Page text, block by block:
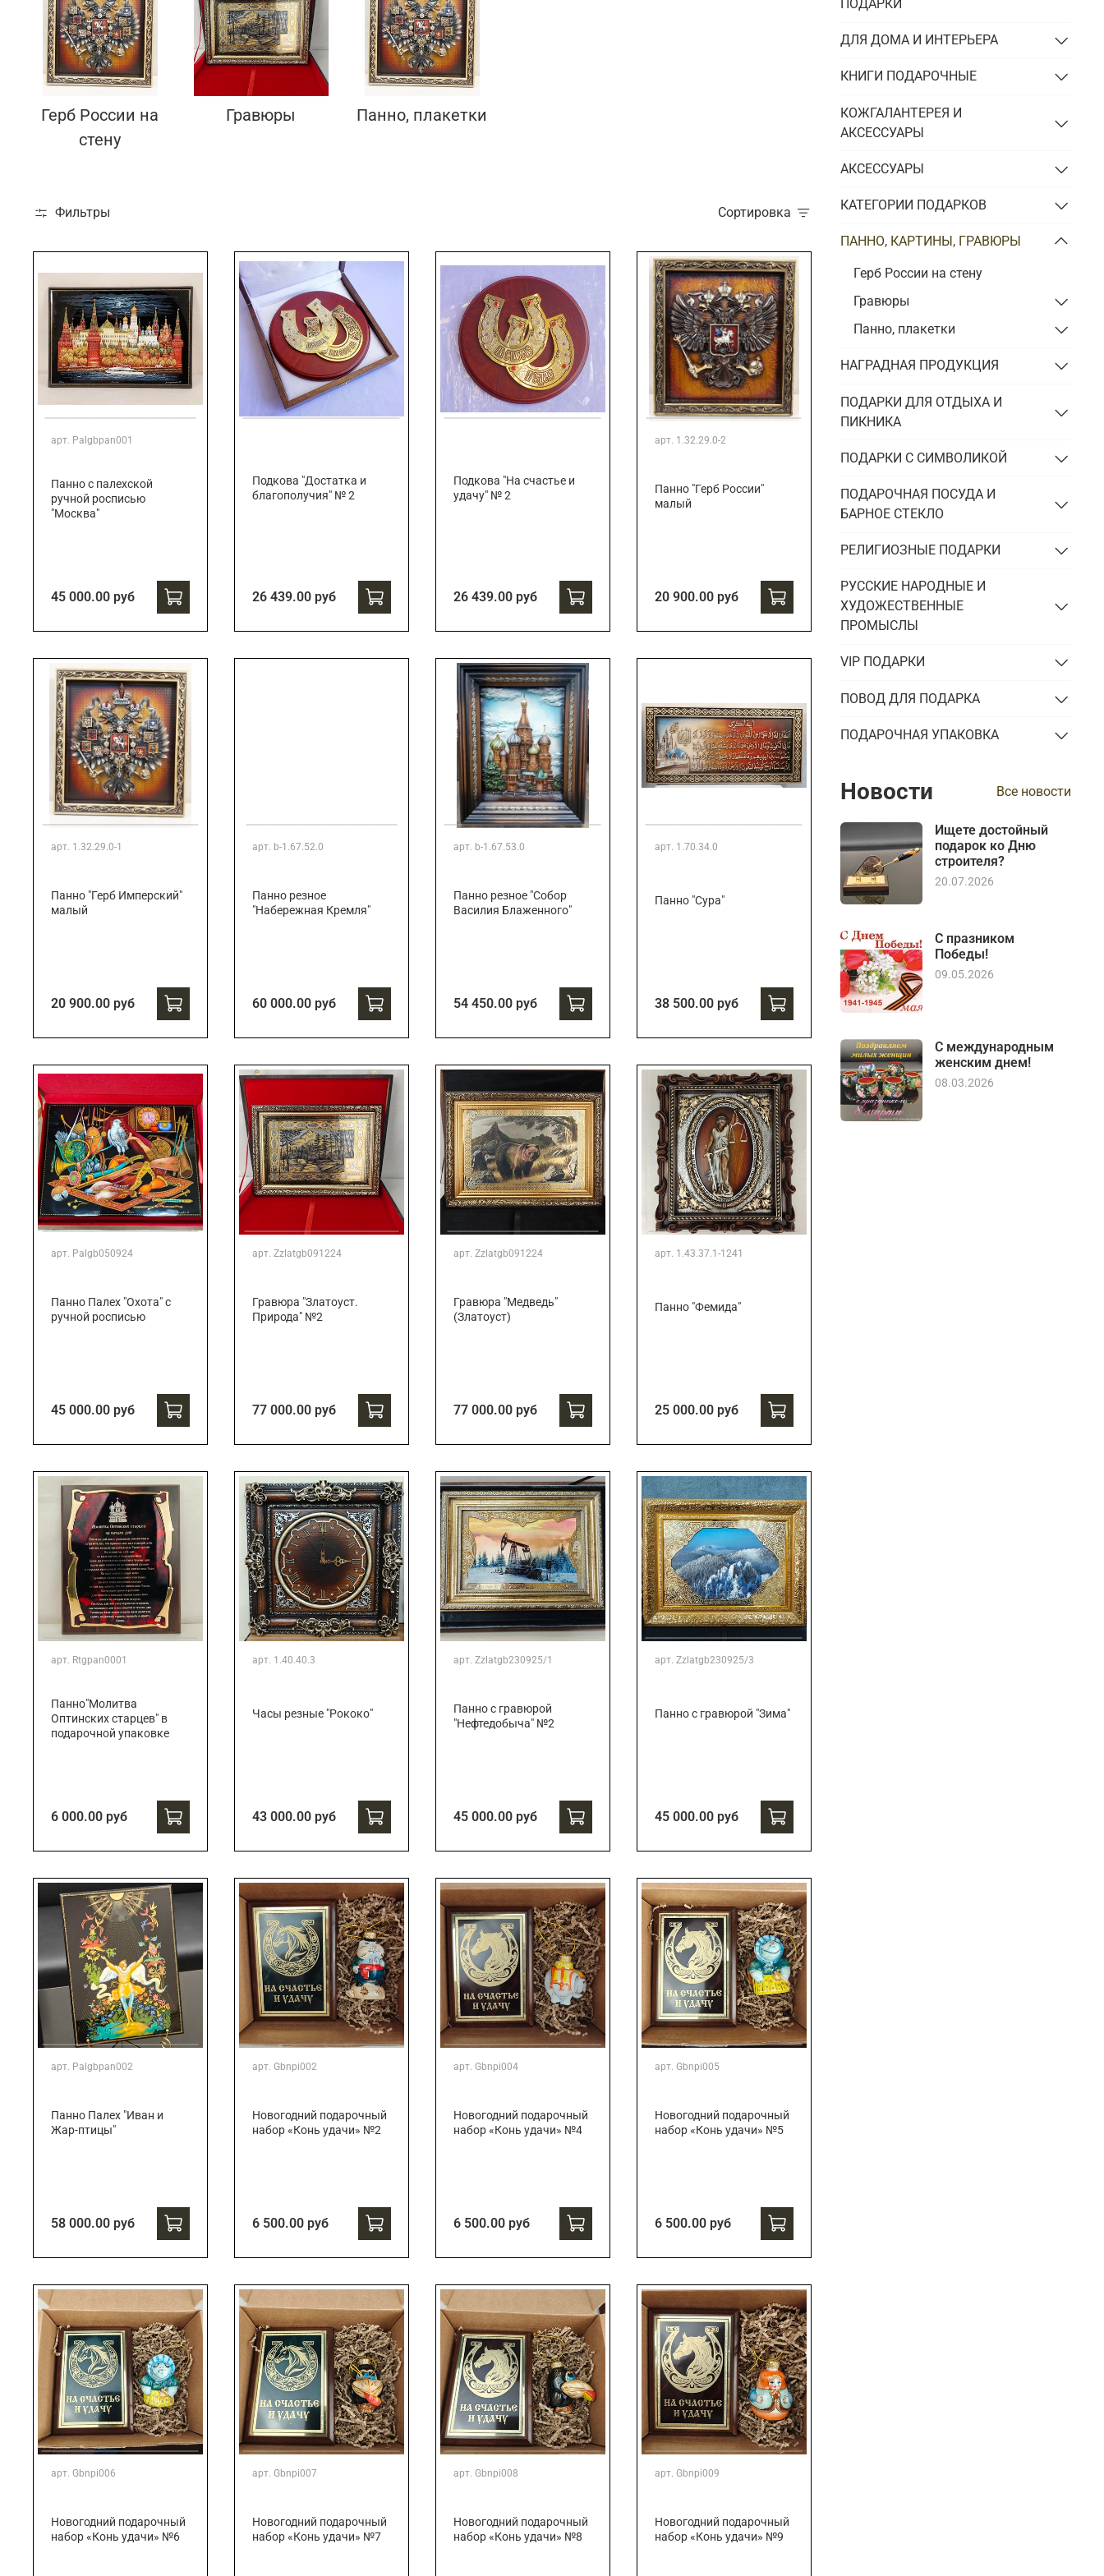
Подарки банковскому работнику
Подарки брокеру
Подарки директору/руководителю
Подарки страховщику
Подарки строителю
Подарки учителю
Подарки энергетику
Герб России на
стену
Гравюры Панно, плакетки
Фильтры Сортировка
арт. Palgbpan001
Панно с палехской
ручной росписью
"Москва"
45 000.00 руб
Подкова "Достатка и
благополучия" № 2
26 439.00 руб
Подкова "На счастье и
удачу" № 2
26 439.00 руб
арт. 1.32.29.0-2
Панно "Герб России"
малый
20 900.00 руб
арт. 1.32.29.0-1
Панно "Герб Имперский"
малый
20 900.00 руб
арт. b-1.67.52.0
Панно резное
"Набережная Кремля"
60 000.00 руб
арт. b-1.67.53.0
Панно резное "Собор
Василия Блаженного"
54 450.00 руб
арт. 1.70.34.0
Панно "Сура"
38 500.00 руб
арт. Palgb050924
Панно Палех "Охота" с
ручной росписью
45 000.00 руб
арт. Zzlatgb091224
Гравюра "Златоуст.
Природа" №2
77 000.00 руб
арт. Zzlatgb091224
Гравюра "Медведь"
(Златоуст)
77 000.00 руб
арт. 1.43.37.1-1241
Панно "Фемида"
25 000.00 руб
арт. Rtgpan0001
Панно"Молитва
Оптинских старцев" в
подарочной упаковке
6 000.00 руб
арт. 1.40.40.3
Часы резные "Рококо"
43 000.00 руб
арт. Zzlatgb230925/1
Панно с гравюрой
"Нефтедобыча" №2
45 000.00 руб
арт. Zzlatgb230925/3
Панно с гравюрой "Зима"
45 000.00 руб
арт. Palgbpan002
Панно Палех "Иван и
Жар-птицы"
58 000.00 руб
арт. Gbnpi002
Новогодний подарочный
набор «Конь удачи» №2
6 500.00 руб
арт. Gbnpi004
Новогодний подарочный
набор «Конь удачи» №4
6 500.00 руб
арт. Gbnpi005
Новогодний подарочный
набор «Конь удачи» №5
6 500.00 руб
арт. Gbnpi006
Новогодний подарочный
набор «Конь удачи» №6
арт. Gbnpi007
Новогодний подарочный
набор «Конь удачи» №7
арт. Gbnpi008
Новогодний подарочный
набор «Конь удачи» №8
арт. Gbnpi009
Новогодний подарочный
набор «Конь удачи» №9
ПОДАРКИ
ДЛЯ ДОМА И ИНТЕРЬЕРА
КНИГИ ПОДАРОЧНЫЕ
КОЖГАЛАНТЕРЕЯ И
АКСЕССУАРЫ
АКСЕССУАРЫ
КАТЕГОРИИ ПОДАРКОВ
ПАННО, КАРТИНЫ, ГРАВЮРЫ
Герб России на стену
Гравюры
Панно, плакетки
НАГРАДНАЯ ПРОДУКЦИЯ
ПОДАРКИ ДЛЯ ОТДЫХА И
ПИКНИКА
ПОДАРКИ С СИМВОЛИКОЙ
ПОДАРОЧНАЯ ПОСУДА И
БАРНОЕ СТЕКЛО
РЕЛИГИОЗНЫЕ ПОДАРКИ
РУССКИЕ НАРОДНЫЕ И
ХУДОЖЕСТВЕННЫЕ
ПРОМЫСЛЫ
VIP ПОДАРКИ
ПОВОД ДЛЯ ПОДАРКА
ПОДАРОЧНАЯ УПАКОВКА
Новости Все новости
Ищете достойный
подарок ко Дню
строителя?
20.07.2026
С празником
Победы!
09.05.2026
С международным
женским днем!
08.03.2026